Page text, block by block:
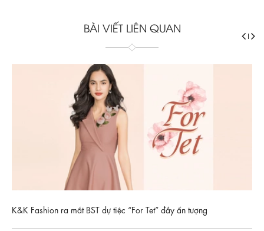
BÀI VIẾT LIÊN QUAN
K&K Fashion ra mắt BST dự tiệc “For Tet” đầy ấn tượng